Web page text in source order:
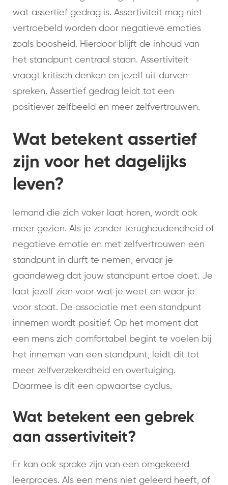
wat assertief gedrag is. Assertiviteit mag niet
vertroebeld worden door negatieve emoties
zoals boosheid. Hierdoor blijft de inhoud van
het standpunt centraal staan. Assertiviteit
vraagt kritisch denken en jezelf uit durven
spreken. Assertief gedrag leidt tot een
positiever zelfbeeld en meer zelfvertrouwen.
Wat betekent assertief
zijn voor het dagelijks
leven?
Iemand die zich vaker laat horen, wordt ook
meer gezien. Als je zonder terughoudendheid of
negatieve emotie en met zelfvertrouwen een
standpunt in durft te nemen, ervaar je
gaandeweg dat jouw standpunt ertoe doet. Je
laat jezelf zien voor wat je weet en waar je
voor staat. De associatie met een standpunt
innemen wordt positief. Op het moment dat
een mens zich comfortabel begint te voelen bij
het innemen van een standpunt, leidt dit tot
meer zelfverzekerdheid en overtuiging.
Daarmee is dit een opwaartse cyclus.
Wat betekent een gebrek
aan assertiviteit?
Er kan ook sprake zijn van een omgekeerd
leerproces. Als een mens niet geleerd heeft, of